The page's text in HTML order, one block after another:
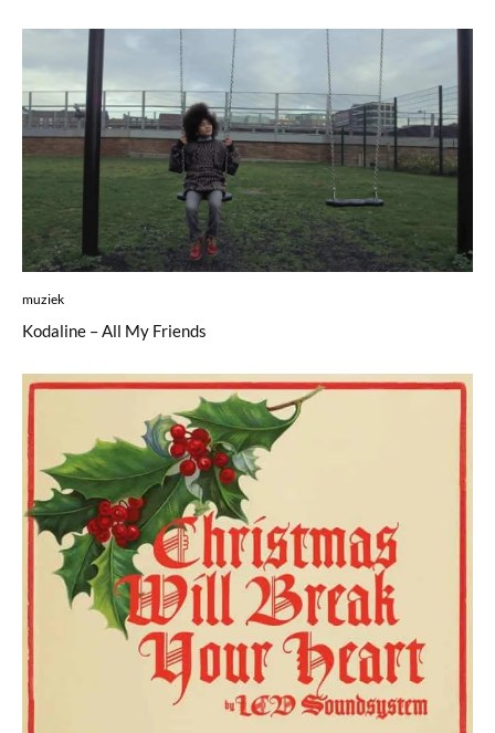
muziek
Kodaline – All My Friends